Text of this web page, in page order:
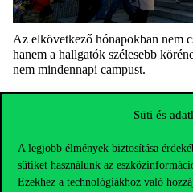
Süti és
A legjobb élmények biztosítása
sütiket használunk az
Ezekhez a technológiákhoz való
Az elkövetkező hónapokban nem
hanem a hallgatók szélesebb
nem mindennapi campust.